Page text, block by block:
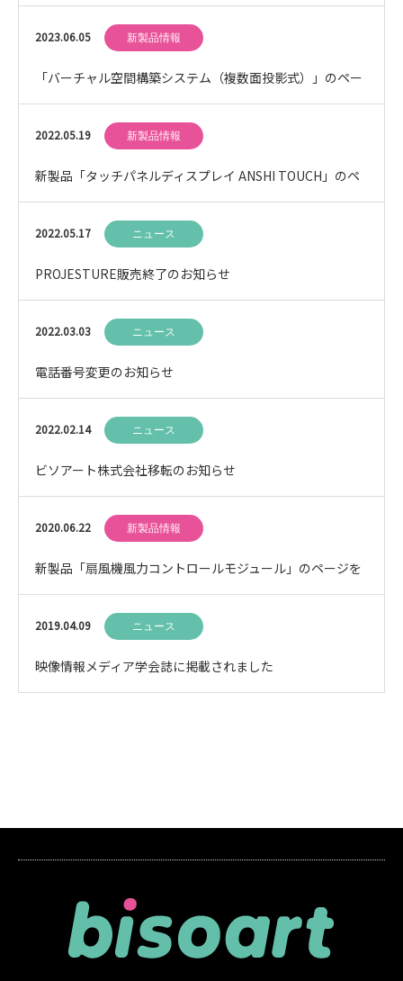
スリリースを配信しました
2023.06.05 新製品情報
「バーチャル空間構築システム（複数面投影式）」のペー
ジを追加しました
2022.05.19 新製品情報
新製品「タッチパネルディスプレイ ANSHI TOUCH」のペ
ージを追加しました
2022.05.17 ニュース
PROJESTURE販売終了のお知らせ
2022.03.03 ニュース
電話番号変更のお知らせ
2022.02.14 ニュース
ビソアート株式会社移転のお知らせ
2020.06.22 新製品情報
新製品「扇風機風力コントロールモジュール」のページを
追加しました
2019.04.09 ニュース
映像情報メディア学会誌に掲載されました